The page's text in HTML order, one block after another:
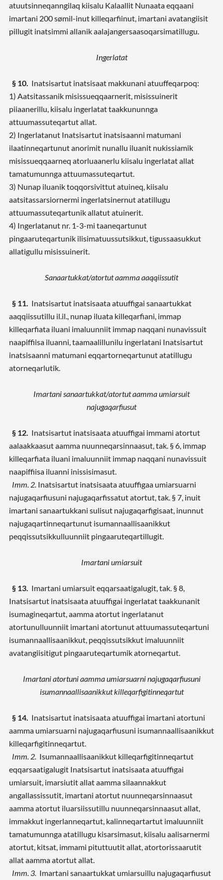
atuutsinneqanngilaq kiisalu Kalaallit Nunaata eqqaani
imartani 200 sømil-inut killeqarfiinut, imartani avatangiisit
pillugit inatsimmi allanik aalajangersaasoqarsimatillugu.
Ingerlatat
§ 10. Inatsisartut inatsisaat makkunani atuuffeqarpoq:
1) Aatsitassanik misissueqqaarnerit, misissuinerit
piiaanerillu, kiisalu ingerlatat taakkununnga
attuumassuteqartut allat.
2) Ingerlatanut Inatsisartut inatsisaanni matumani
ilaatinneqartunut anorimit nunallu iluanit nukissiamik
misissueqqaarneq atorluaanerlu kiisalu ingerlatat allat
tamatumunnga attuumassuteqartut.
3) Nunap iluanik toqqorsivittut atuineq, kiisalu
aatsitassarsiornermi ingerlatsinernut atatillugu
attuumassuteqartunik allatut atuinerit.
4) Ingerlatanut nr. 1-3-mi taaneqartunut
pingaaruteqartunik ilisimatuussutsikkut, tigussaasukkut
allatigullu misissuinerit.
Sanaartukkat/atortut aamma aaqqiissutit
§ 11.
Inatsisartut inatsisaata atuuffigai sanaartukkat
aaqqiissutillu il.il., nunap iluata killeqarfiani, immap
killeqarfiata iluani imaluunniit immap naqqani nunavissuit
naapiffiisa iluanni, taamaalillunilu ingerlatani Inatsisartut
inatsisaanni matumani eqqartorneqartunut atatillugu
atorneqarlutik.
Imartani sanaartukkat/atortut aamma umiarsuit
najugaqarfiusut
§ 12. Inatsisartut inatsisaata atuuffigai immami atortut
aalaakkaasut aamma nuunneqarsinnaasut, tak. § 6, immap
killeqarfiata iluani imaluunniit immap naqqani nunavissuit
naapiffiisa iluanni inissisimasut.
Imm. 2. Inatsisartut inatsisaata atuuffigaa umiarsuarni
najugaqarfiusuni najugaqarfissatut atortut, tak. § 7, inuit
imartani sanaartukkani sulisut najugaqarfigisaat, inunnut
najugaqartinneqartunut isumannaallisaanikkut
peqqissutsikkulluunniit pingaaruteqartillugit.
Imartani umiarsuit
§ 13. Imartani umiarsuit eqqarsaatigalugit, tak. § 8,
Inatsisartut inatsisaata atuuffigai ingerlatat taakkunanit
isumagineqartut, aamma atortut ingerlatanut
atortunulluunniit imartani atortunut attuumassuteqartuni
isumannaallisaanikkut, peqqissutsikkut imaluunniit
avatangiisitigut pingaaruteqartumik atorneqartut.
Imartani atortuni aamma umiarsuarni najugaqarfiusuni
isumannaallisaanikkut killeqarfigitinneqartut
§ 14. Inatsisartut inatsisaata atuuffigai imartani atortuni
aamma umiarsuarni najugaqarfiusuni isumannaallisaanikkut
killeqarfigitinneqartut.
Imm. 2. Isumannaallisaanikkut killeqarfigitinneqartut
eqqarsaatigalugit Inatsisartut inatsisaata atuuffigai
umiarsuit, imarsiutit allat aamma silaannakkut
angallassissutit, imartani atortut nuunneqarsinnaasut
aamma atortut iluarsiissutillu nuunneqarsinnaasut allat,
immakkut ingerlanneqartut, kalinneqartartut imaluunniit
tamatumunnga atatillugu kisarsimasut, kiisalu aalisarnermi
atortut, kitsat, immami pituttuutit allat, atortorissaarutit
allat aamma atortut allat.
Imm. 3. Imartani sanaartukkat umiarsuillu najugaqarfiusut